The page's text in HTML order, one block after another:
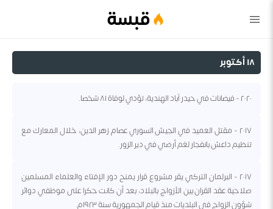
قبسة
١٨ أكتوبر
٢٠٢٠ - فيضانات في حيدر آباد الهندية، تؤدي لوفاة ٨١ شخصا.
٢٠١٧ - مقتل العميد في الجيش السوري عصام زهر الدين، خلال المعارك مع
تنظيم داعش بانفجار لغم أرضي في دير الزور.
٢٠١٧ - البرلمان التركي يقر مشروع قرار يمنح دور الإفتاء والعلماء المسلمين
صلاحية عقد القران بين الأزواج بالبلاد، بعد أن كانت حكرا على موظفي دوائر
شؤون الزواج في البلديات منذ قيام الجمهورية سنة ١٩٢٣م.